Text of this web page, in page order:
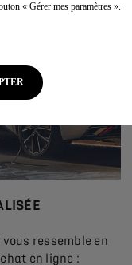
ressemble en
en ligne :
« Gérer mes paramètres ».